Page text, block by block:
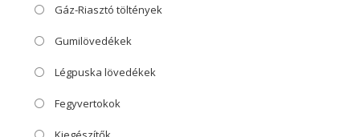
Gáz-Riasztó töltények
Gumilövedékek
Légpuska lövedékek
Fegyvertokok